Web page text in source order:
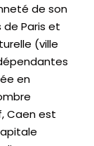
de son
de Paris et
(ville
en
Caen est